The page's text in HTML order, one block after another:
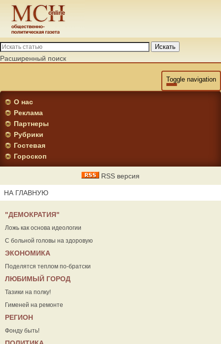
Искать
Расширенный поиск
Toggle navigation
О нас
Реклама
Партнеры
Рубрики
Гостевая
Гороскоп
RSS версия
НА ГЛАВНУЮ
"ДЕМОКРАТИЯ"
Ложь как основа идеологии
С больной головы на здоровую
ЭКОНОМИКА
Поделятся теплом по-братски
ЛЮБИМЫЙ ГОРОД
Тазики на полку!
Гименей на ремонте
РЕГИОН
Фонду быть!